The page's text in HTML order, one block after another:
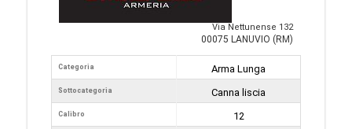
Via Nettunense 132
00075 LANUVIO (RM)
Categoria
Sottocategoria
Calibro
Arma Lunga
Canna liscia
12